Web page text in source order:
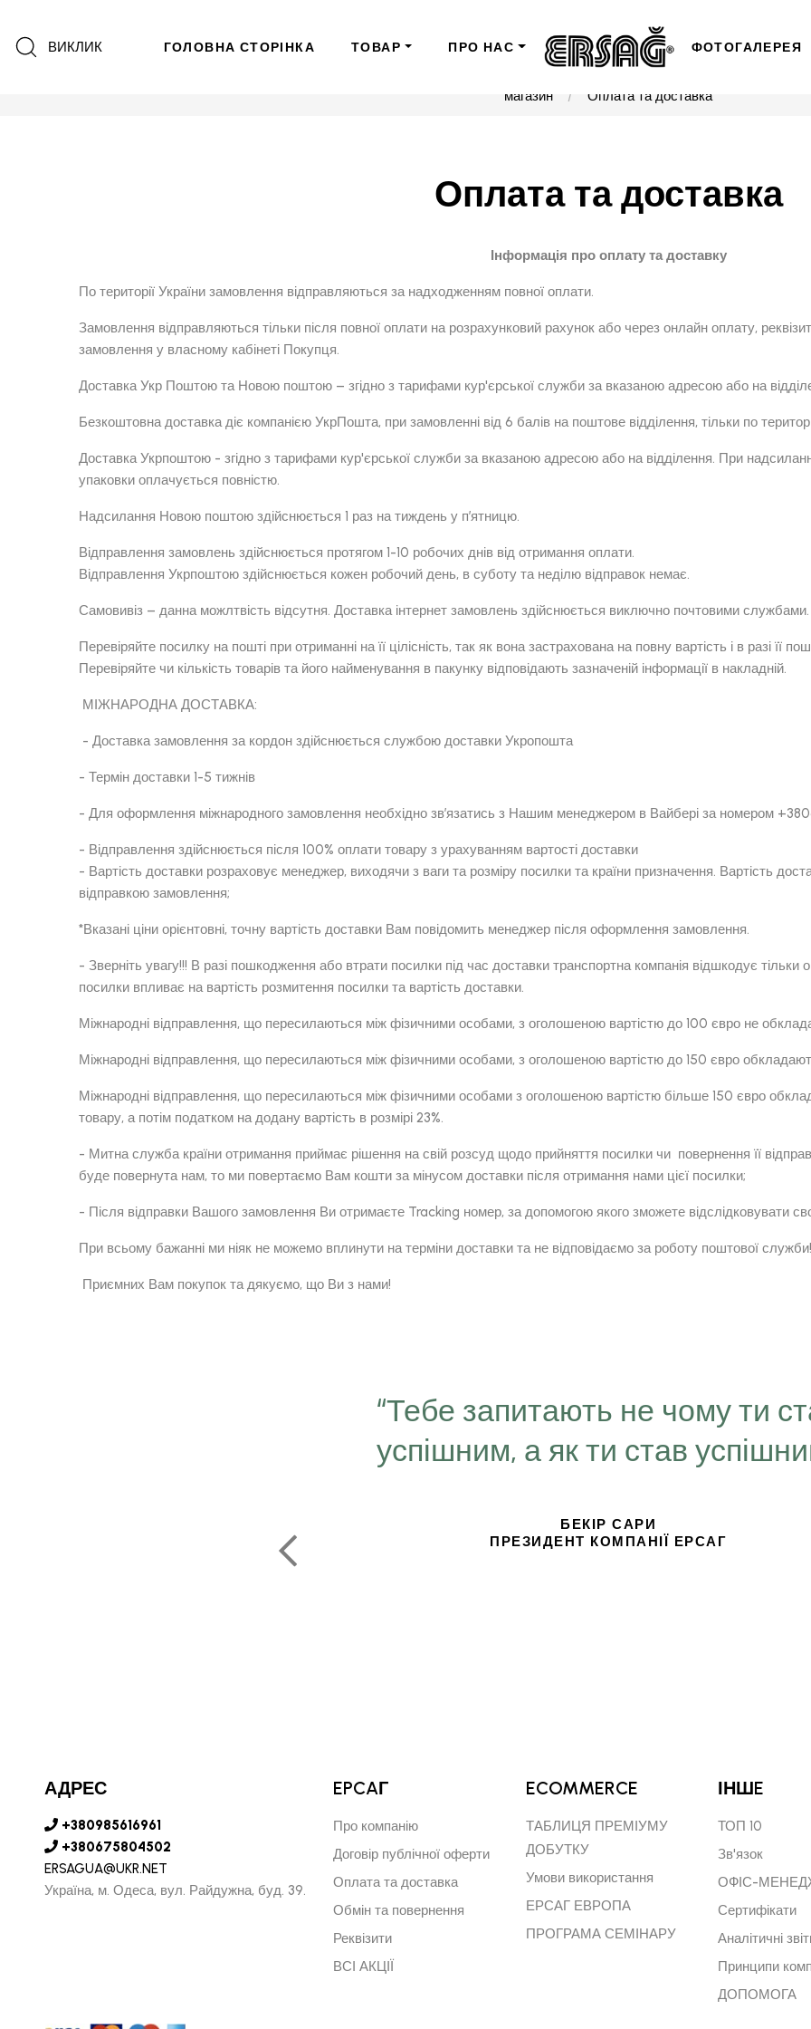
ВИКЛИК ГОЛОВНА СТОРІНКА ТОВАР ПРО НАС ФОТОГАЛЕРЕЯ
магазин Оплата та доставка
Оплата та доставка
Інформація про оплату та доставку
По території України замовлення відправляються за надходженням повної оплати.
Замовлення відправляються тільки після повної оплати на розрахунковий рахунок або через онлайн оплату,
замовлення у власному кабінеті Покупця.
Доставка Укр Поштою та Новою поштою – згідно з тарифами кур'єрської служби за вказаною адресою або на
Безкоштовна доставка діє компанією УкрПошта, при замовленні від 6 балів на поштове відділення, тільки по
Доставка Укрпоштою - згідно з тарифами кур'єрської служби за вказаною адресою або на відділення. При
упаковки оплачується повністю.
Надсилання Новою поштою здійснюється 1 раз на тиждень у п’ятницю.
Відправлення замовлень здійснюється протягом 1-10 робочих днів від отримання оплати.
Відправлення Укрпоштою здійснюється кожен робочий день, в суботу та неділю відправок немає.
Самовивіз – данна можлтвість відсутня. Доставка інтернет замовлень здійснюється виключно почтовими службами.
Перевіряйте посилку на пошті при отриманні на її цілісність, так як вона застрахована на повну вартість і в разі
Перевіряйте чи кількість товарів та його найменування в пакунку відповідають зазначеній інформації в накладній.
МІЖНАРОДНА ДОСТАВКА:
- Доставка замовлення за кордон здійснюється службою доставки Укропошта
- Термін доставки 1-5 тижнів
- Для оформлення міжнародного замовлення необхідно зв’язатись з Нашим менеджером в Вайбері за номером
- Відправлення здійснюється після 100% оплати товару з урахуванням вартості доставки
- Вартість доставки розраховує менеджер, виходячи з ваги та розміру посилки та країни призначення. Вартість
відправкою замовлення;
*Вказані ціни орієнтовні, точну вартість доставки Вам повідомить менеджер після оформлення замовлення.
- Зверніть увагу!!! В разі пошкодження або втрати посилки під час доставки транспортна компанія відшкодує тільки
посилки впливає на вартість розмитення посилки та вартість доставки.
Міжнародні відправлення, що пересилаються між фізичними особами, з оголошеною вартістю до 100 євро не
Міжнародні відправлення, що пересилаються між фізичними особами, з оголошеною вартістю до 150 євро
Міжнародні відправлення, що пересилаються між фізичними особами з оголошеною вартістю більше 150 євро
товару, а потім податком на додану вартість в розмірі 23%.
- Митна служба країни отримання приймає рішення на свій розсуд щодо прийняття посилки чи повернення її
буде повернута нам, то ми повертаємо Вам кошти за мінусом доставки після отримання нами цієї посилки;
- Після відправки Вашого замовлення Ви отримаєте Tracking номер, за допомогою якого зможете відслідковувати
При всьому бажанні ми ніяк не можемо вплинути на терміни доставки та не відповідаємо за роботу поштової
Приємних Вам покупок та дякуємо, що Ви з нами!
“Тебе запитають не чому ти
успішним, а як ти став
БЕКІР САРИ
ПРЕЗИДЕНТ КОМПАНІЇ ЕРСАГ
АДРЕС
+380985616961
+380675804502
ERSAGUA@UKR.NET
Україна, м. Одеса, вул. Райдужна, буд. 39.
EPCAГ
Про компанію
Договір публічної оферти
Оплата та доставка
Обмін та повернення
Реквізити
ВСІ АКЦІЇ
ECOMMERCE
ТАБЛИЦЯ ПРЕМІУМУ
ДОБУТКУ
Умови використання
ЕРСАГ ЕВРОПА
ПРОГРАМА СЕМІНАРУ
ІНШE
ТОП 10
Зв'язок
ОФІС-
Сертифікати
Аналітичні
Принципи
ДОПОМОГА